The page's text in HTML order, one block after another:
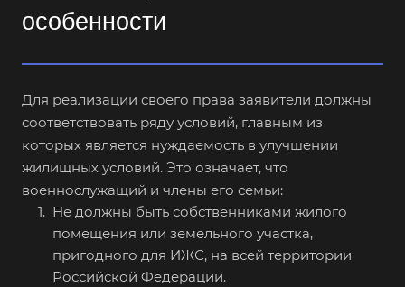
особенности
Для реализации своего права заявители должны
соответствовать ряду условий, главным из
которых является нуждаемость в улучшении
жилищных условий. Это означает, что
военнослужащий и члены его семьи:
Не должны быть собственниками жилого
помещения или земельного участка,
пригодного для ИЖС, на всей территории
Российской Федерации.